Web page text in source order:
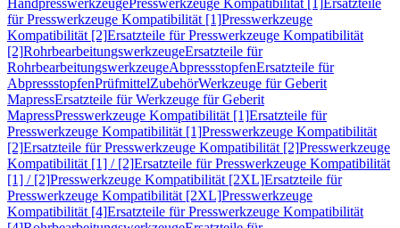
HandpresswerkzeugePresswerkzeuge Kompatibilität [1]Ersatzteile
für Presswerkzeuge Kompatibilität [1]Presswerkzeuge
Kompatibilität [2]Ersatzteile für Presswerkzeuge Kompatibilität
[2]RohrbearbeitungswerkzeugeErsatzteile für
RohrbearbeitungswerkzeugeAbpressstopfenErsatzteile für
AbpressstopfenPrüfmittelZubehörWerkzeuge für Geberit
MapressErsatzteile für Werkzeuge für Geberit
MapressPresswerkzeuge Kompatibilität [1]Ersatzteile für
Presswerkzeuge Kompatibilität [1]Presswerkzeuge Kompatibilität
[2]Ersatzteile für Presswerkzeuge Kompatibilität [2]Presswerkzeuge
Kompatibilität [1] / [2]Ersatzteile für Presswerkzeuge Kompatibilität
[1] / [2]Presswerkzeuge Kompatibilität [2XL]Ersatzteile für
Presswerkzeuge Kompatibilität [2XL]Presswerkzeuge
Kompatibilität [4]Ersatzteile für Presswerkzeuge Kompatibilität